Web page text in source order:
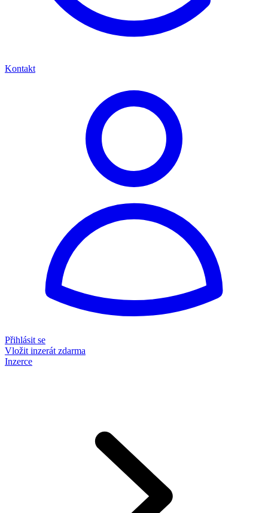
Kontakt
Přihlásit se
Vložit inzerát zdarma
Inzerce